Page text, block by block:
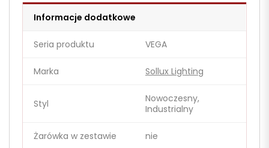
Informacje dodatkowe
Seria produktu VEGA
Marka Sollux Lighting
Styl
Nowoczesny,
Industrialny
Żarówka w zestawie nie